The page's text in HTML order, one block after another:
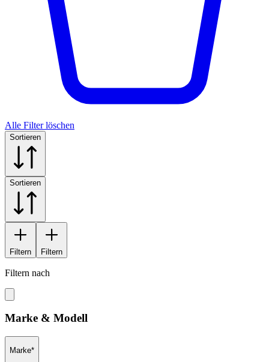
Alle Filter löschen
Sortieren
Sortieren
Filtern Filtern
Filtern nach
Marke & Modell
Marke*